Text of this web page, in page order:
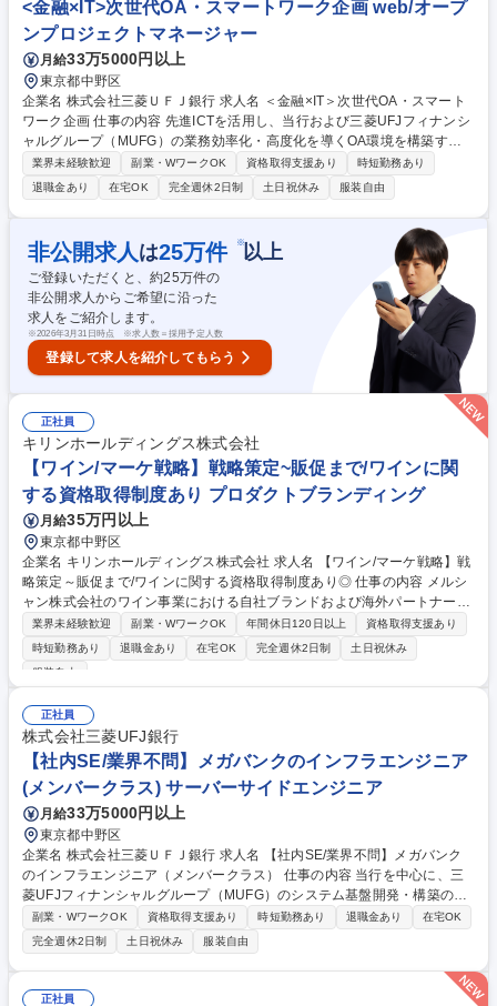
＜金融×IT＞キャリア採用担当（システム部門）
<金融×IT>次世代OA・スマートワーク企画 web/オープ
ンプロジェクトマネージャー
月給33万5000円以上
東京都中野区
企業名 株式会社三菱ＵＦＪ銀行 求人名 ＜金融×IT＞次世代OA・スマート
ワーク企画 仕事の内容 先進ICTを活用し、当行および三菱UFJフィナンシ
ャルグループ（MUFG）の業務効率化・高度化を導くOA環境を構築する
ことで、ビジネス競争力向上を実現いただきます。 ■次世代OAアーキテク
チャの企画・導入■先進ICT活用によるスマートワーク推進■業務部門と協
業での先進ICTを活用したビジネス施策の推進 ＜案件例＞ 1：VDIからFAT
端末へのOAアーキテクチャ刷新企画の推進 2：次世代ネットワーク（Wi-
Fi 6、5G、SD-LAN等）導入の企画・推進 3：Power Platform等を活用し
た全社BPRの企画・推進 募集職種 ＜金融×IT＞次世代OA・スマートワー
ク企画
業界未経験歓迎 副業・WワークOK 資格取得支援あり
時短勤務あり
退職金あり
在宅OK 完全週休2日制 土日祝休み 服装自由
非公開求人 は25万件 ※以上
ご登録いただくと、約25万件の
非公開求人からご希望に沿った
求人をご紹介します。
※2026年3月31日時点 ※求人数＝採用予定人数
登録して求人を紹介してもらう
正社員
キリンホールディングス株式会社
【ワイン/マーケ戦略】戦略策定~販促まで/ワインに関
する資格取得制度あり プロダクトブランディング
月給35万円以上
東京都中野区
企業名 キリンホールディングス株式会社 求人名 【ワイン/マーケ戦略】戦
略策定～販促まで/ワインに関する資格取得制度あり◎ 仕事の内容 メルシ
ャン株式会社のワイン事業における自社ブランドおよび海外パートナーブ
ランドの、日本市場における戦略的なブランドマネジメント全般を主導し
ていただきます。商品開発～PR設計まで一貫して行います。 ■リサーチチ
ーム等のサポートのもと、市場、競合分析に基づく戦略シナリオ策定 ■自
連携）■輸入ブランドにおける主要ワインブランドの商品導入計画・実行
■営業部門や広告代理店を巻き込んだ店頭販促・プロモーションの立案と
実行（店頭が主、ブランドによりATL一部あり）※商品企画の上流からお
客様に届ける下流まで、全体をマネジメントします 募集職種 【ワイン/マ
ーケ戦略】戦略策定～販促まで/ワインに関する資格取得制度あり◎
業界未経験歓迎 副業・WワークOK 年間休日120日以上
資格取得支援あり
時短勤務あり
退職金あり 在宅OK 完全週休2日制
土日祝休み
服装自由
正社員
株式会社三菱UFJ銀行
【社内SE/業界不問】メガバンクのインフラエンジニア
(メンバークラス) サーバーサイドエンジニア
月給33万5000円以上
東京都中野区
企業名 株式会社三菱ＵＦＪ銀行 求人名 【社内SE/業界不問】メガバンク
のインフラエンジニア（メンバークラス） 仕事の内容 当行を中心に、三
菱UFJフィナンシャルグループ（MUFG）のシステム基盤開発・構築の全
工程（企画・要件定義～移行・保守）、およびプロジェクトの推進・マネ
ジメントを担います。 具体的には下記のような業務を想定しています。 ■
大規模メインフレーム、統合サーバ基盤、AWS等のクラウド共通基盤の企
画・開発・構築・移行・保守 ■業務アプリケーション開発計画に基づくシ
ステム基盤開発・構築計画（予算・工数等）の具現化・要件定義、および
副業・WワークOK 資格取得支援あり 時短勤務あり 退職金あり
在宅OK
完全週休2日制
土日祝休み 服装自由
正社員